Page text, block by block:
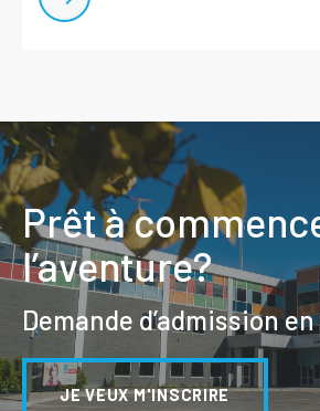
Prêt à
l’aventure?
Demande d’admission
JE VEUX M'INSCRIRE